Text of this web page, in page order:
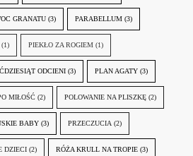
GRANATU (3) PARABELLUM (3)
(1) PIEKŁO ZA ROGIEM (1)
ODCIENI (3) PLAN AGATY (3)
MIŁOŚĆ (2) POLOWANIE NA PLISZKĘ (2)
BABY (3) PRZECZUCIA (2)
DZIECI (2) RÓŻA KRULL NA TROPIE (3)